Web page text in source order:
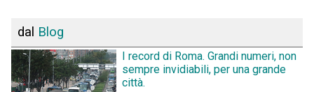
dal Blog
I record di Roma. Grandi numeri, non
sempre invidiabili, per una grande
città.